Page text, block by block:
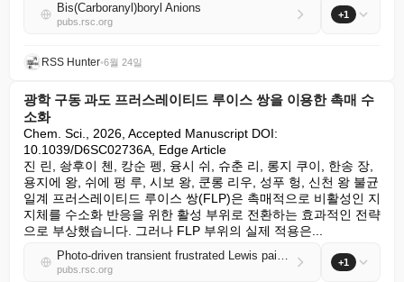
Bis(Carboranyl)boryl Anions
pubs.rsc.org
+1
RSS Hunter•6월 24일
광학 구동 과도 프러스레이티드 루이스 쌍을 이용한 촉매 수
소화
Chem. Sci., 2026, Accepted Manuscript DOI:
10.1039/D6SC02736A, Edge Article
진 린, 솽후이 첸, 캉순 펭, 융시 쉬, 슈춘 리, 롱지 쿠이, 한송 장,
용지에 왕, 쉬에 펑 루, 시보 왕, 쿤롱 리우, 성푸 헝, 신천 왕 불균
일계 프러스레이티드 루이스 쌍(FLP)은 촉매적으로 비활성인 지
지체를 수소화 반응을 위한 활성 부위로 전환하는 효과적인 전략
으로 부상했습니다. 그러나 FLP 부위의 실제 적용은...
Photo-driven transient frustrated Lewis pairs for catalytic hydrogenation
pubs.rsc.org
+1